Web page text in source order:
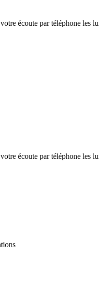
écoute par téléphone les
écoute par téléphone les